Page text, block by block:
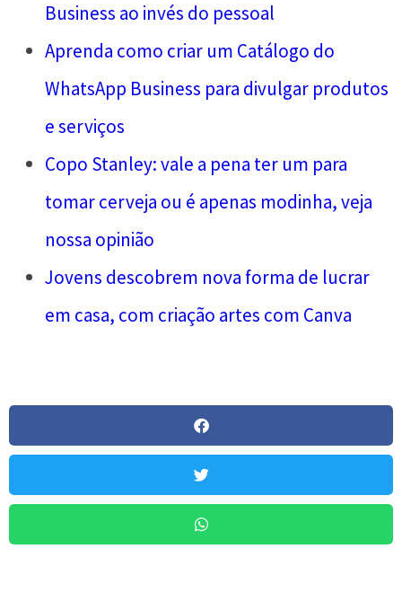
Business ao invés do pessoal
Aprenda como criar um Catálogo do
WhatsApp Business para divulgar produtos
e serviços
Copo Stanley: vale a pena ter um para
tomar cerveja ou é apenas modinha, veja
nossa opinião
Jovens descobrem nova forma de lucrar
em casa, com criação artes com Canva